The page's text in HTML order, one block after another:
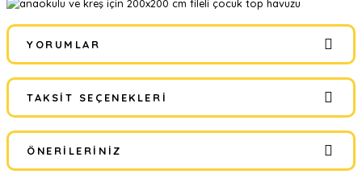
YORUMLAR
Bu ürüne ilk yorumu siz yapın!
Yorum Yaz
TAKSIT SEÇENEKLERI
ÖNERILERINIZ